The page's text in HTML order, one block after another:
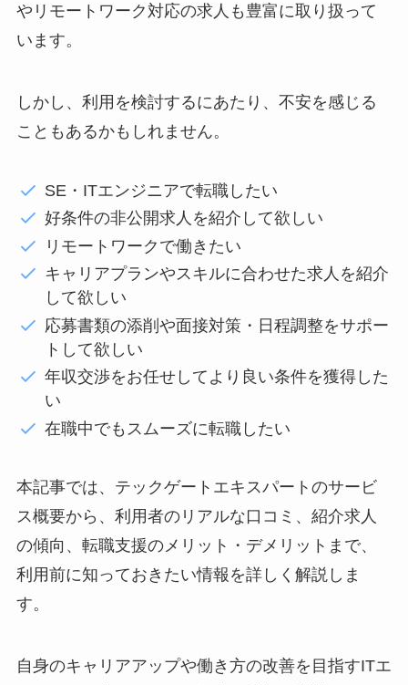
やリモートワーク対応の求人も豊富に取り扱って
います。
しかし、利用を検討するにあたり、不安を感じる
こともあるかもしれません。
SE・ITエンジニアで転職したい
好条件の非公開求人を紹介して欲しい
リモートワークで働きたい
キャリアプランやスキルに合わせた求人を紹介
して欲しい
応募書類の添削や面接対策・日程調整をサポー
トして欲しい
年収交渉をお任せしてより良い条件を獲得した
い
在職中でもスムーズに転職したい
本記事では、テックゲートエキスパートのサービ
ス概要から、利用者のリアルな口コミ、紹介求人
の傾向、転職支援のメリット・デメリットまで、
利用前に知っておきたい情報を詳しく解説しま
す。
自身のキャリアアップや働き方の改善を目指すITエ